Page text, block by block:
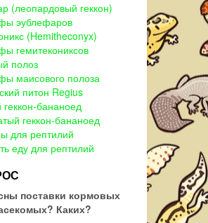
(леопардовый геккон)
эублефаров
(Hemitheconyx)
гемитекониксов
полоз
маисового полоза
питон Regius
бананоед
геккон-бананоед
для рептилий
еду для рептилий
поставки кормовых
Каких?